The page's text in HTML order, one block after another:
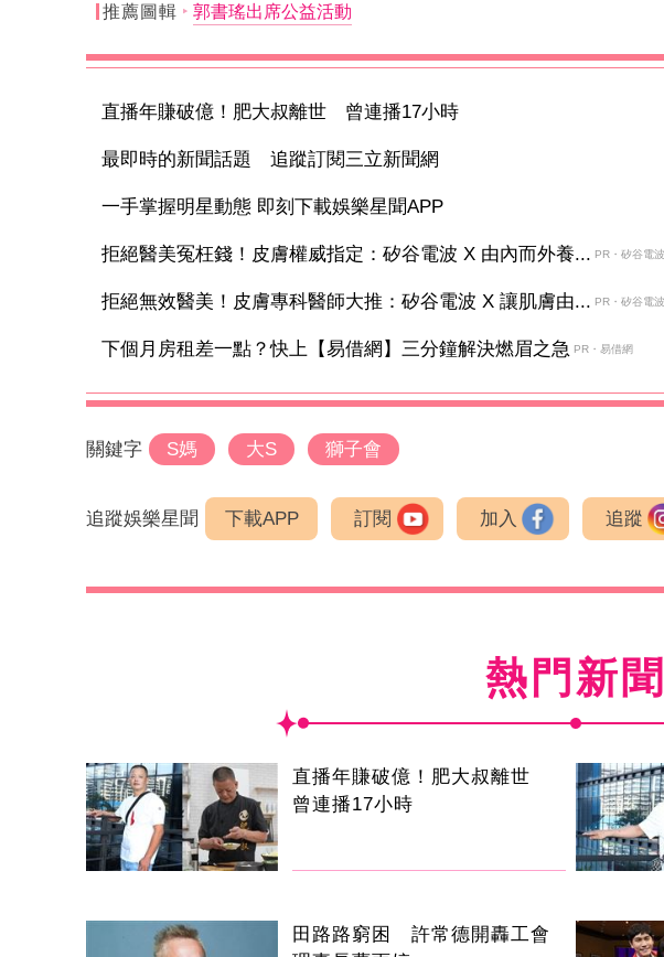
推薦圖輯 郭書瑤出席公益活動
直播年賺破億！肥大叔離世 曾連播17小時
最即時的新聞話題 追蹤訂閱三立新聞網
一手掌握明星動態 即刻下載娛樂星聞APP
拒絕醫美冤枉錢！皮膚權威指定：矽谷電波 X 由內而外養... PR・矽谷電
拒絕無效醫美！皮膚專科醫師大推：矽谷電波 X 讓肌膚由... PR・矽谷電
下個月房租差一點？快上【易借網】三分鐘解決燃眉之急 PR・易借網
關鍵字 S媽 大S 獅子會
追蹤娛樂星聞 下載APP 訂閱 加入 追蹤
熱門新聞
直播年賺破億！肥大叔離世
曾連播17小時
田路路窮困 許常德開轟工會